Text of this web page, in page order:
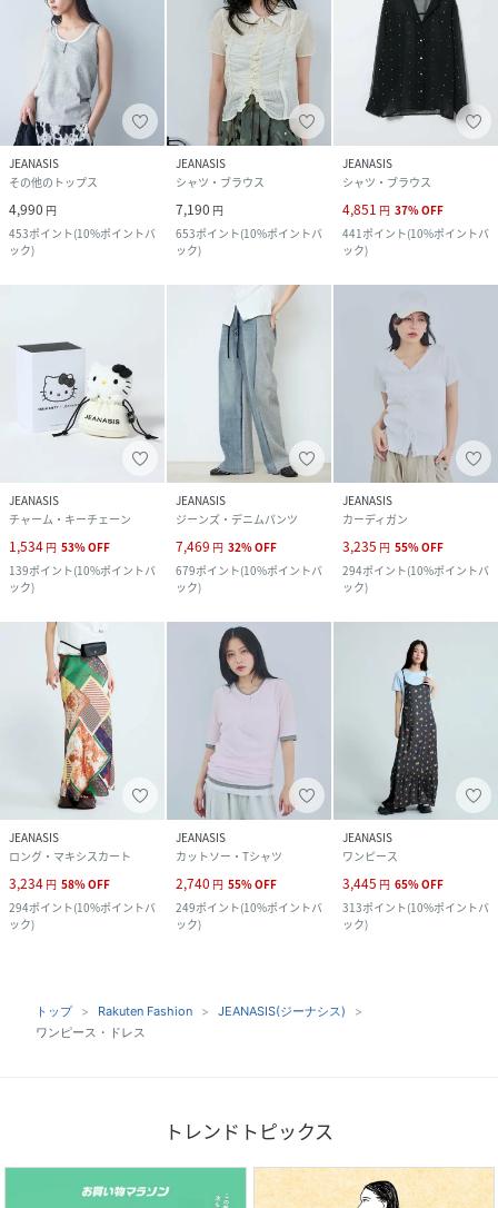
JEANASIS
その他のトップス
4,990 円
453ポイント(10%ポイントバ
ック)
JEANASIS
シャツ・ブラウス
7,190 円
653ポイント(10%ポイントバ
ック)
JEANASIS
シャツ・ブラウス
4,851 円 37%OFF
441ポイント(10%ポイントバ
ック)
JEANASIS
チャーム・キーチェーン
1,534 円 53%OFF
139ポイント(10%ポイントバ
ック)
JEANASIS
ジーンズ・デニムパンツ
7,469 円 32%OFF
679ポイント(10%ポイントバ
ック)
JEANASIS
カーディガン
3,235 円 55%OFF
294ポイント(10%ポイントバ
ック)
JEANASIS
ロング・マキシスカート
3,234 円 58%OFF
294ポイント(10%ポイントバ
ック)
JEANASIS
カットソー・Tシャツ
2,740 円 55%OFF
249ポイント(10%ポイントバ
ック)
JEANASIS
ワンピース
3,445 円 65%OFF
313ポイント(10%ポイントバ
ック)
トップ Rakuten Fashion
JEANASIS(ジーナシス)
ワンピース・ドレス
トレンドトピックス